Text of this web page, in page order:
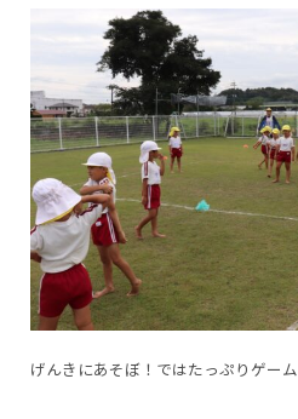
げんきにあそぼ！ではたっぷりゲーム